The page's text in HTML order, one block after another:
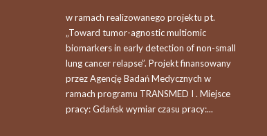
w ramach realizowanego projektu pt.
„Toward tumor-agnostic multiomic
biomarkers in early detection of non-small
lung cancer relapse”. Projekt finansowany
przez Agencję Badań Medycznych w
ramach programu TRANSMED I . Miejsce
pracy: Gdańsk wymiar czasu pracy:...